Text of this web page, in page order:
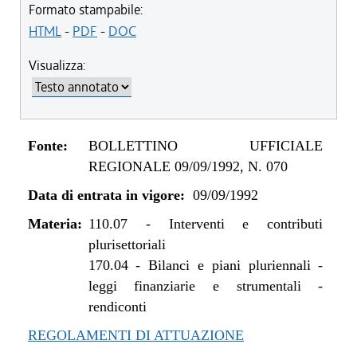
Formato stampabile:
HTML- PDF - DOC
Visualizza:
Fonte:
BOLLETTINO UFFICIALE
REGIONALE 09/09/1992, N. 070
Data di entrata in vigore: 09/09/1992
Materia: 110.07- Interventi e contributi
plurisettoriali
170.04-Bilanci e piani pluriennali -
leggi finanziarie e strumentali -
rendiconti
REGOLAMENTI DI ATTUAZIONE